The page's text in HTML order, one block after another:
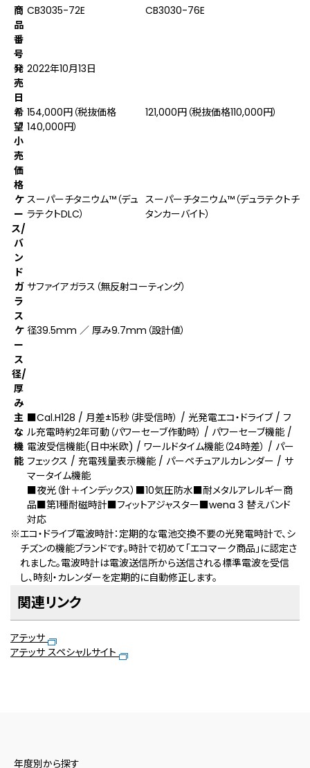
商
品
番
号
CB3035-72E CB3030-76E
発
売
日
2022年10月13日
希
望
小
売
価
格
154,000円（税抜価格
140,000円）
121,000円（税抜価格110,000円）
ケ
ー
ス/
バ
ン
ド
スーパーチタニウム™（デュ
ラテクトDLC）
スーパーチタニウム™（デュラテクトチ
タンカーバイト）
ガ
ラ
ス
サファイアガラス（無反射コーティング）
ケ
ー
ス
径/
厚
み
径39.5mm ／ 厚み9.7mm（設計値）
主
な
機
能
■Cal.H128 / 月差±15秒（非受信時） / 光発電エコ・ドライブ / フ
ル充電時約2年可動（パワーセーブ作動時） / パワーセーブ機能 /
電波受信機能(⽇中⽶欧) / ワールドタイム機能（24時差） / パー
フェックス / 充電残量表示機能 / パーペチュアルカレンダー / サ
マータイム機能
■夜光（針＋インデックス）■10気圧防水■耐メタルアレルギー商
品■第1種耐磁時計■フィットアジャスター■wena 3 替えバンド
対応
※エコ・ドライブ電波時計：定期的な電池交換不要の光発電時計で、シ
チズンの機能ブランドです。時計で初めて「エコマーク商品」に認定さ
れました。電波時計は電波送信所から送信される標準電波を受信
し、時刻・カレンダーを定期的に自動修正します。
関連リンク
アテッサ
アテッサ スペシャルサイト
年度別から探す